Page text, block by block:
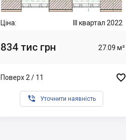
Ціна: III квартал 2022
834 тис грн 27.09 м²
Поверх 2 / 11 
 Уточнити наявність